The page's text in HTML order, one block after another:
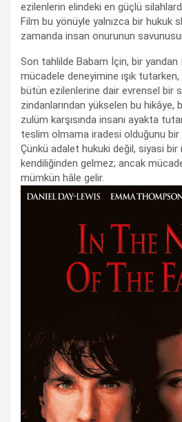
ezilenlerin elindeki en güçlü
Film bu yönüyle yalnızca bir hukuk
zamanda insan onurunun
Son tahlilde Babam İçin, bir yandan
mücadele deneyimine ışık
bütün ezilenlerine dair evrensel bir
zindanlarından yükselen bu
zulüm karşısında insanı ayakta
teslim olmama iradesi olduğunu
Çünkü adalet hukuki değil, siyasi bir
kendiliğinden gelmez; ancak
mümkün hâle gelir.